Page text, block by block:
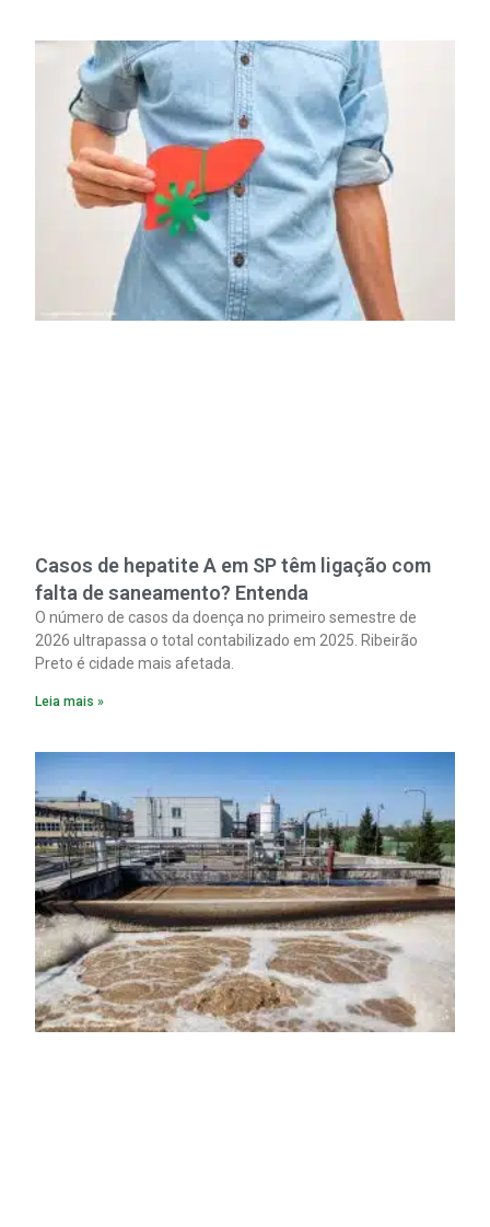
Casos de hepatite A em SP têm ligação com
falta de saneamento? Entenda
O número de casos da doença no primeiro semestre de
2026 ultrapassa o total contabilizado em 2025. Ribeirão
Preto é cidade mais afetada.
Leia mais »